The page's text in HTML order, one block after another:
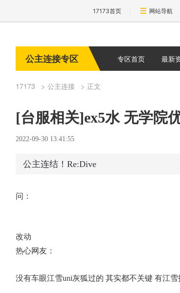
17173首页 网站导航
公主连接专区 专区首页 最新
17173 公主连接 正文
[台服相关]ex5水 无学院
2022-09-30 13:41:55
公主连结！Re:Dive
问：
改动
热心网友：
没有车眼江雪uni灰狐过的 其实都不关键 有江